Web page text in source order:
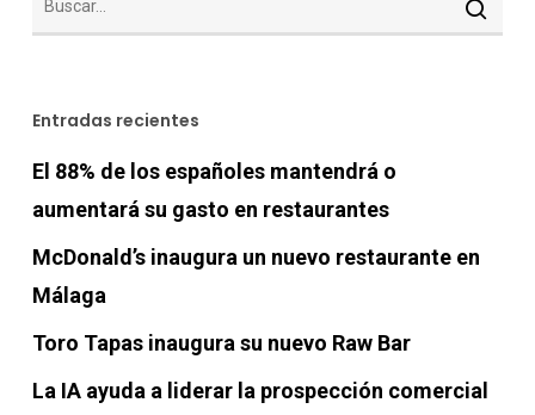
Entradas recientes
El 88% de los españoles mantendrá o
aumentará su gasto en restaurantes
McDonald’s inaugura un nuevo restaurante en
Málaga
Toro Tapas inaugura su nuevo Raw Bar
La IA ayuda a liderar la prospección comercial